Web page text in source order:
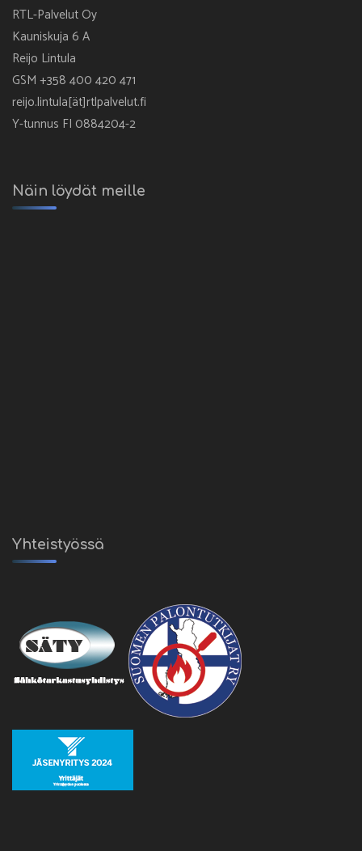
RTL-Palvelut Oy
Kauniskuja 6 A
Reijo Lintula
GSM +358 400 420 471
reijo.lintula[ät]rtlpalvelut.fi
Y-tunnus FI 0884204-2
Näin löydät meille
Yhteistyössä